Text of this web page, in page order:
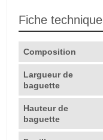
Fiche technique
Composition
Largueur de
baguette
Hauteur de
baguette